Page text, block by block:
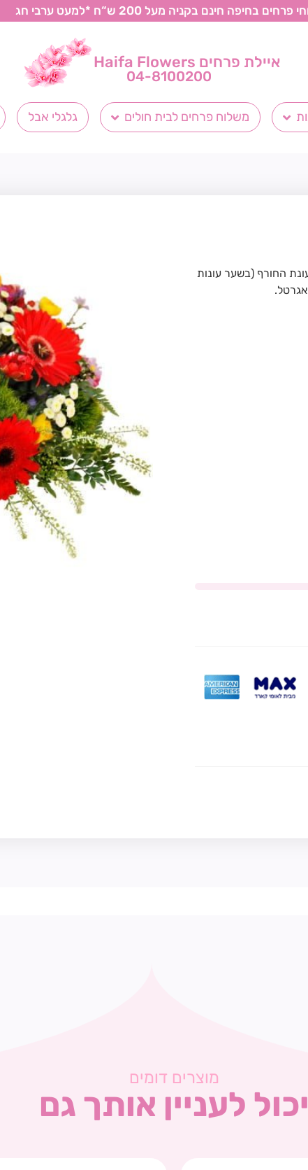
בחיפה חינם בקניה מעל 200 ש“ח *למעט ערבי חג
איילת פרחים Haifa Flowers
04-8100200
משלוח פרחים לבית חולים גלגלי אבל
החורף (בשער עונות
מוצרים דומים
לעניין אותך גם